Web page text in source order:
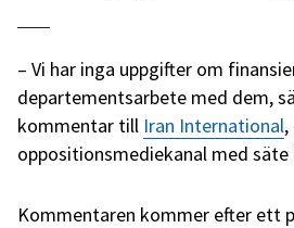
– Vi har inga uppgifter om
departementsarbete med dem,
kommentar till Iran International
oppositionsmediekanal med säte
Kommentaren kommer efter ett